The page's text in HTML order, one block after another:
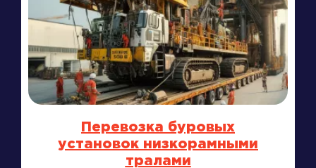
Перевозка буровых
установок низкорамными
тралами